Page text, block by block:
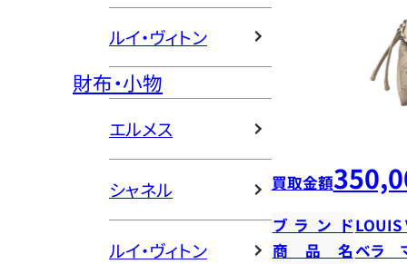
ルイ・ヴィトン
財布・小物
エルメス
シャネル
ルイ・ヴィトン
買取金額
ブランドLOUIS
商品名ベラ